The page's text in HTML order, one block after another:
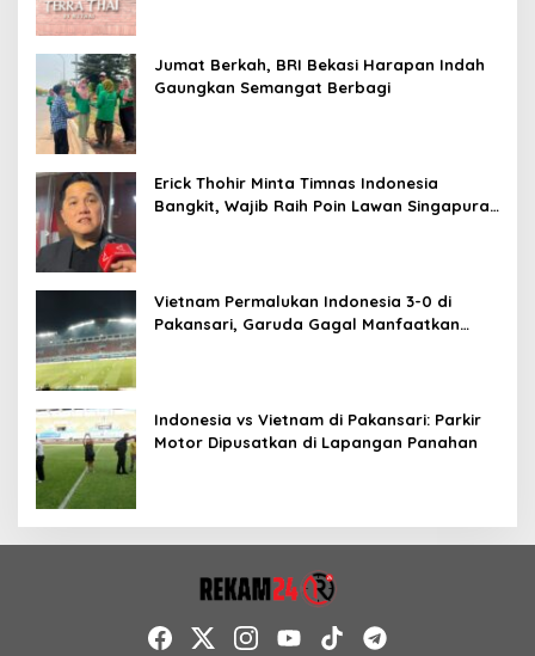
Jumat Berkah, BRI Bekasi Harapan Indah
Gaungkan Semangat Berbagi
Erick Thohir Minta Timnas Indonesia
Bangkit, Wajib Raih Poin Lawan Singapura
Vietnam Permalukan Indonesia 3-0 di
Pakansari, Garuda Gagal Manfaatkan
Indonesia vs Vietnam di Pakansari: Parkir
Motor Dipusatkan di Lapangan Panahan